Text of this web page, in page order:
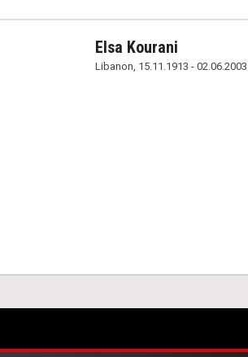
Elsa Kourani
Libanon, 15.11.1913 - 02.06.2003